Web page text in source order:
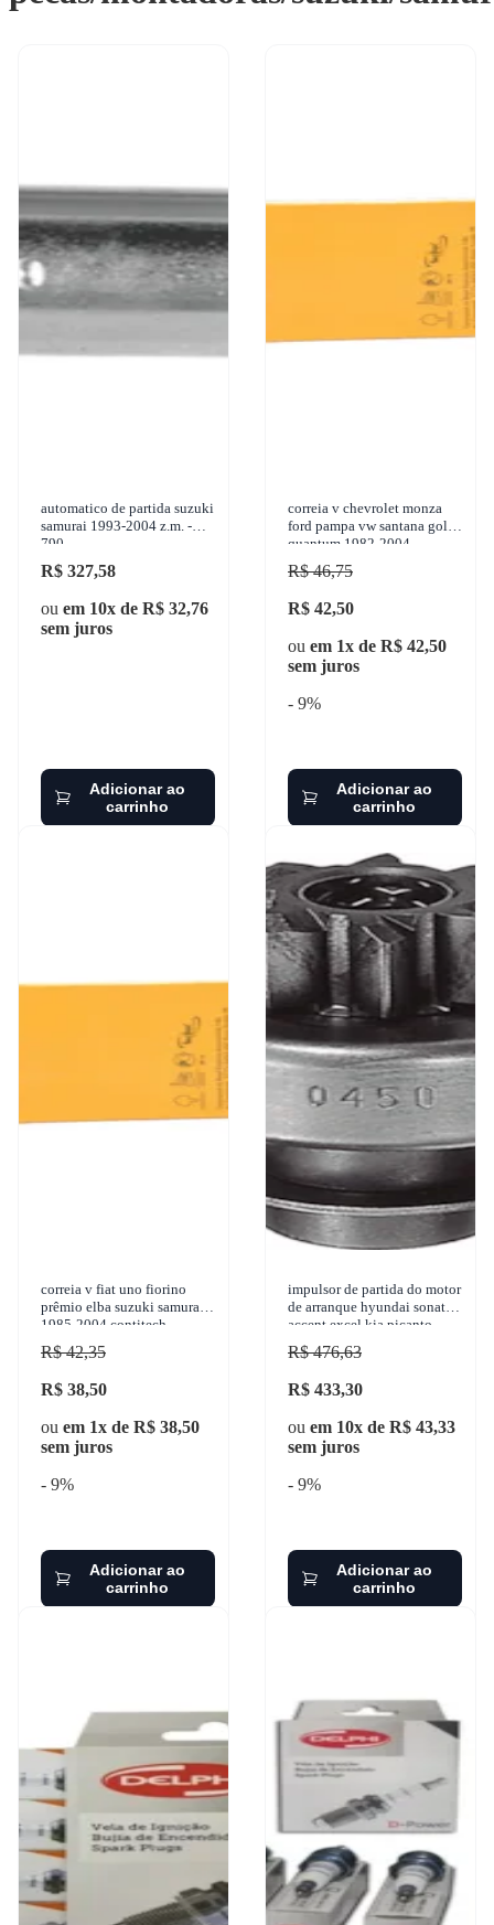
automatico de partida suzuki
samurai 1993-2004 z.m. -
790
R$ 327,58
ou em 10x de R$ 32,76
sem juros
Adicionar ao
carrinho
correia v chevrolet monza
ford pampa vw santana gol
quantum 1982-2004
contitech - avx10x763
R$ 46,75
R$ 42,50
ou em 1x de R$ 42,50
sem juros
- 9%
Adicionar ao
carrinho
correia v fiat uno fiorino
prêmio elba suzuki samurai
1985-2004 contitech -
avx10x838
R$ 42,35
R$ 38,50
ou em 1x de R$ 38,50
sem juros
- 9%
Adicionar ao
carrinho
impulsor de partida do motor
de arranque hyundai sonata
accent excel kia picanto
suzuki vitara 1989-2015 zen
- 0450
R$ 476,63
R$ 433,30
ou em 10x de R$ 43,33
sem juros
- 9%
Adicionar ao
carrinho